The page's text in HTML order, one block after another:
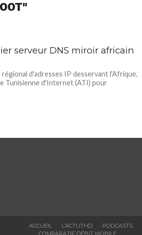
serveur DNS miroir africain
d'adresses IP desservant l'Afrique,
Tunisienne d'Internet (ATI) pour
ACCUEIL L’ACTUTHD PODCASTS